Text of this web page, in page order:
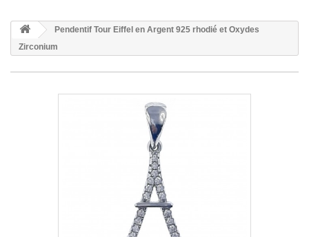
Pendentif Tour Eiffel en Argent 925 rhodié et Oxydes
Zirconium